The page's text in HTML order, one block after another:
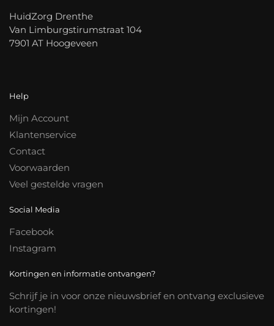
HuidZorg Drenthe
Van Limburgstirumstraat 104
7901 AT Hoogeveen
Help
Mijn Account
Klantenservice
Contact
Voorwaarden
Veel gestelde vragen
Social Media
Facebook
Instagram
Kortingen en informatie ontvangen?
Schrijf je in voor onze nieuwsbrief en ontvang exclusieve
kortingen!